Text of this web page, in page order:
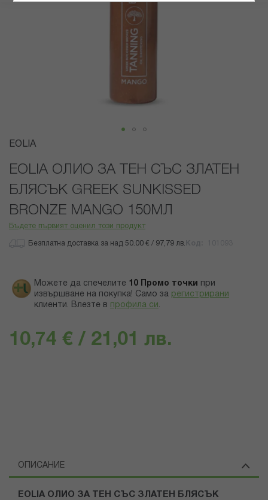
Преминете
началото
галерия
със
снимки
EOLIA
EOLIA ОЛИО ЗА ТЕН СЪС ЗЛАТЕН
БЛЯСЪК GREEK SUNKISSED
BRONZE MANGO 150МЛ
Бъдете първият оценил този продукт
Безплатна доставка за над 50.00 € / 97,79 лв.
Можете да спечелите 10 Промо точки
при
извършване на покупка! Само за регистрирани
клиенти. Влезте в профила си .
10,74 € / 21,01 лв.
ОПИСАНИЕ
EOLIA ОЛИО ЗА ТЕН СЪС ЗЛАТЕН БЛЯСЪК